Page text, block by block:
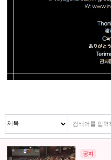
공지